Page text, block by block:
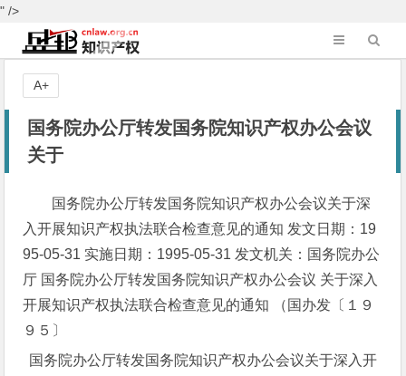
" />
国务院办公厅转发国务院知识产权办公会议
关于
国务院办公厅转发国务院知识产权办公会议关于深
入开展知识产权执法联合检查意见的通知 发文日期：19
95-05-31 实施日期：1995-05-31 发文机关：国务院办公
厅 国务院办公厅转发国务院知识产权办公会议 关于深入
开展知识产权执法联合检查意见的通知 （国办发〔１９
９５〕
国务院办公厅转发国务院知识产权办公会议关于深入开
A+